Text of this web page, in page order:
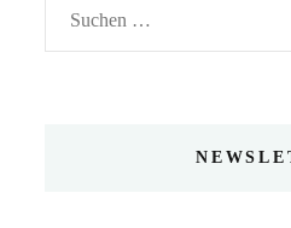
Suchen
nach: